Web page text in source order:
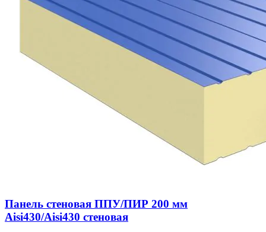
Панель стеновая ППУ/ПИР 200 мм
Aisi430/Aisi430 стеновая